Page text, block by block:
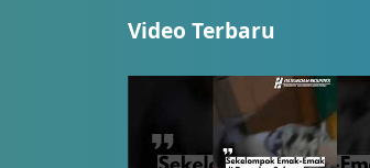
Video Terbaru